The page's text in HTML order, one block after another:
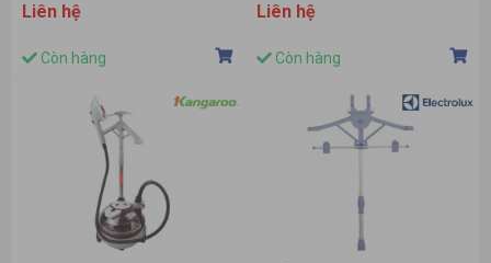
Liên hệ
Còn hàng
Liên hệ
Còn hàng